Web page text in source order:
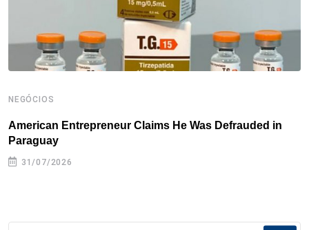
t
NEGÓCIOS
American Entrepreneur Claims He Was Defrauded in
Paraguay
31/07/2026